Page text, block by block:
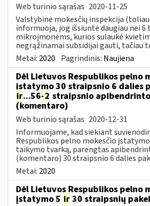
Web turinio sąrašas 2020-11-25
Valstybinė mokesčių inspekcija (toliau
informuoja, jog išsiuntė daugiau nei 6
mikroįmonėms, kurios sulaukė
negrąžinamai subsidijai gauti, tačiau
Metai: 2020 Pagrindinis: Naujiena
Dėl Lietuvos Respublikos pelno
įstatymo 30 straipsnio 6 dalies
ir...56-2 straipsnio
(komentaro)
Web turinio sąrašas 2020-12-31
Informuojame, kad siekiant
Respublikos pelno mokesčio
taikymo tvarką, parengtas
(komentaro) 30 straipsnio 6 dalies
Metai: 2020
Dėl Lietuvos Respublikos pelno
įstatymo 5 ir 30 straipsnių